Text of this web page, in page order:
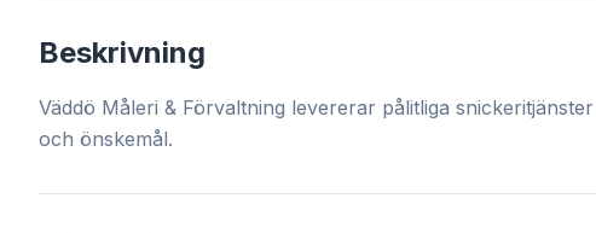
Beskrivning
Väddö Måleri & Förvaltning levererar pålitliga
och önskemål.